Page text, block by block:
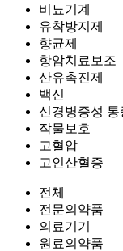
비뇨기계
유착방지제
향균제
항암치료보조
산유촉진제
백신
신경병증성 통
작물보호
고혈압
고인산혈증
전체
전문의약품
의료기기
원료의약품